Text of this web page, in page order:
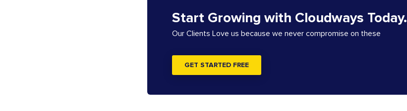
Start Growing with Cloudways Today.
Our Clients Love us because we never compromise on these
GET STARTED FREE